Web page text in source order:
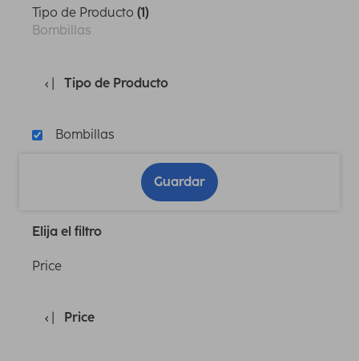
Tipo de Producto (1)
Bombillas
Tipo de Producto
Bombillas
Guardar
Elija el filtro
Price
Price